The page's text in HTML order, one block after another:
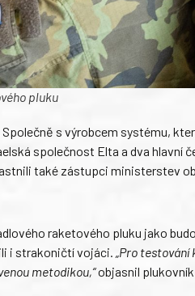
pluku
s výrobcem systému,
společnost Elta a dva hlavní
také zástupci ministerstev
raketového pluku jako
i strakoničtí vojáci.
„Pro
metodikou,“objasnil